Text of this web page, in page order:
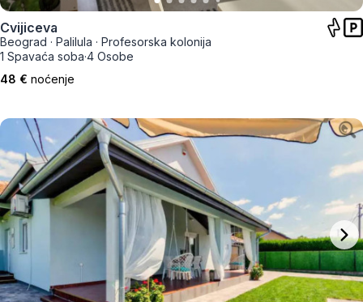
Cvijiceva
Beograd · Palilula · Profesorska kolonija
1 Spavaća soba·4 Osobe
48 € noćenje